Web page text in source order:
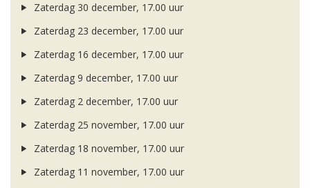
Zaterdag 30 december, 17.00 uur
Zaterdag 23 december, 17.00 uur
Zaterdag 16 december, 17.00 uur
Zaterdag 9 december, 17.00 uur
Zaterdag 2 december, 17.00 uur
Zaterdag 25 november, 17.00 uur
Zaterdag 18 november, 17.00 uur
Zaterdag 11 november, 17.00 uur